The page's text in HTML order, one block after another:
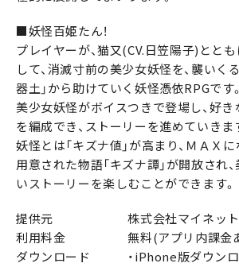
■妖怪百姫たん！
プレイヤーが、猫又(CV.日笠陽子)とと
して、消滅寸前の美少女妖怪を、襲いく
器土」から助けていく妖怪憑依RPGで
美少女妖怪がボイスつきで登場し、好き
を編成でき、ストーリーを進めていきま
妖怪とは「キズナ値」が高まり、ＭＡＸ
用意された物語「キズナ譚」が開放され
いストーリーを楽しむことができます。
提供元 株式会社マイネット
利用料金 無料(アプリ内課金
ダウンロード ・iPhone版ダウン